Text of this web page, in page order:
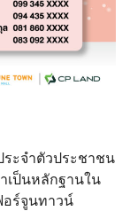
ะจำตัวประชาชน
เป็นหลักฐานใน
อร์จูนทาวน์